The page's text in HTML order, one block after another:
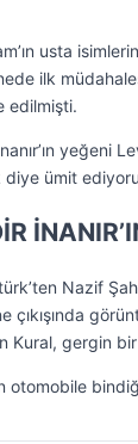
usta
ilk
edilmişti.
yeğeni
diye ümit
Nazif
çıkışında
Kural, gergin
otomobile